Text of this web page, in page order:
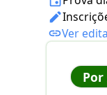
Ver
Por